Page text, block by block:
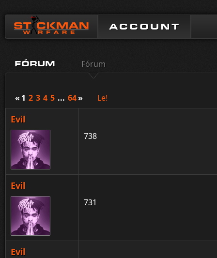
ACCOUNT
FÓRUM Fórum
« 1 2 3 4 5 ... 64» Le!
Evil
738
Evil
731
Evil